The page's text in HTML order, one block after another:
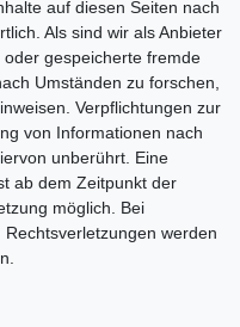
auf diesen Seiten nach
Als sind wir als Anbieter
gespeicherte fremde
Umständen zu forschen,
Verpflichtungen zur
von Informationen nach
unberührt. Eine
ab dem Zeitpunkt der
möglich. Bei
werden